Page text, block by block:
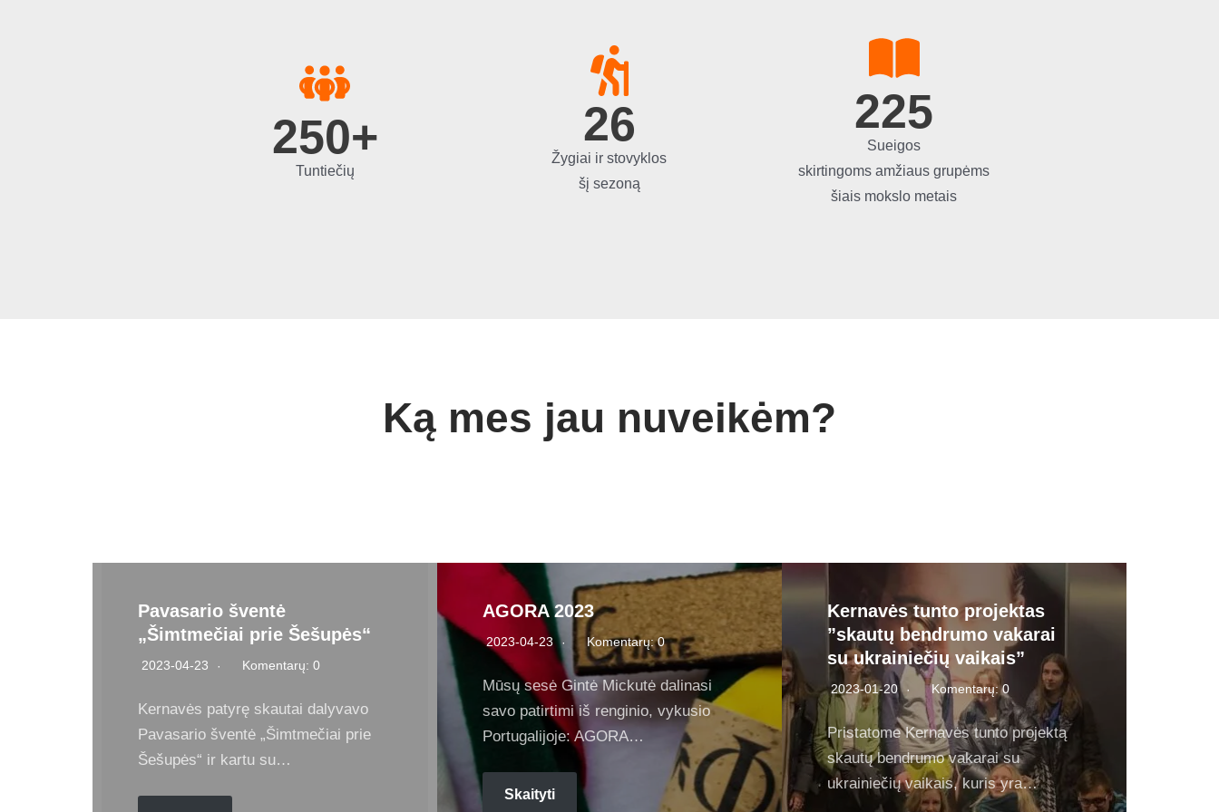
250+
Tuntiečių
26
Žygiai ir stovyklos
šį sezoną
225
Sueigos
skirtingoms amžiaus grupėms
šiais mokslo metais
Ką mes jau nuveikėm?
Pavasario šventė
„Šimtmečiai prie Šešupės“
2023-04-23 Komentarų: 0
Kernavės patyrę skautai dalyvavo
Pavasario šventė „Šimtmečiai prie
Šešupės“ ir kartu su…
AGORA 2023
2023-04-23 Komentarų: 0
Mūsų sesė Gintė Mickutė dalinasi
savo patirtimi iš renginio, vykusio
Portugalijoje: AGORA…
Skaityti
Kernavės tunto projektas
”skautų bendrumo vakarai
su ukrainiečių vaikais”
2023-01-20 Komentarų: 0
Pristatome Kernavės tunto projektą
skautų bendrumo vakarai su
ukrainiečių vaikais, kuris yra…